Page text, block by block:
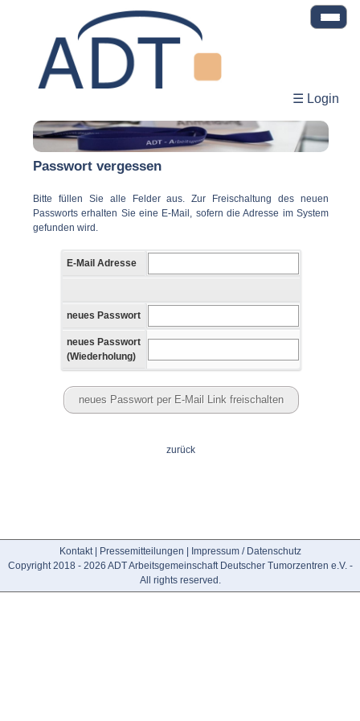
☰ Login
Passwort vergessen
Bitte füllen Sie alle Felder aus. Zur Freischaltung des neuen
Passworts erhalten Sie eine E-Mail, sofern die Adresse im System
gefunden wird.
E-Mail Adresse
neues Passwort
neues Passwort
(Wiederholung)
zurück
Kontakt| Pressemitteilungen
Impressum / Datenschutz
Copyright 2018 - 2026 ADT Arbeitsgemeinschaft Deutscher Tumorzentren e.V. -
All rights reserved.